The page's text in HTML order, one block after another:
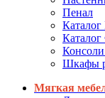
Пенал
Шкафы
Мягкая